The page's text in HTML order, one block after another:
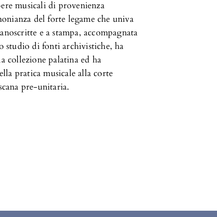
musicali di provenienza
del forte legame che univa
e a stampa, accompagnata
studio di fonti archivistiche, ha
collezione palatina ed ha
pratica musicale alla corte
pre-unitaria.